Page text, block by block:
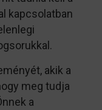
kapcsolatban
akik a
meg tudja
a